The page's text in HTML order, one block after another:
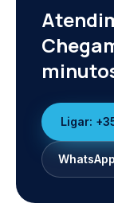
Ligar:
WhatsApp